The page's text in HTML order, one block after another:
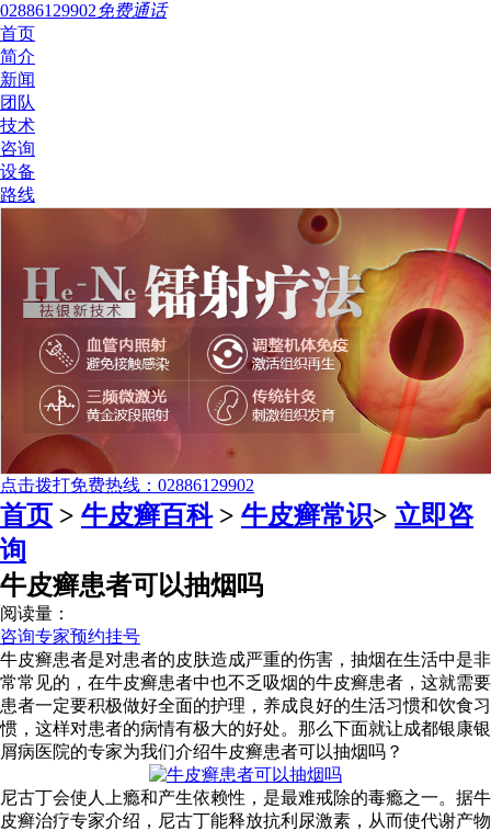
02886129902免费通话
首页
简介
新闻
团队
技术
咨询
设备
路线
点击拨打免费热线：02886129902
首页 > 牛皮癣百科> 牛皮癣常识> 立即咨
询
牛皮癣患者可以抽烟吗
阅读量：
咨询专家预约挂号
牛皮癣患者是对患者的皮肤造成严重的伤害，抽烟在生活中是非
常常见的，在牛皮癣患者中也不乏吸烟的牛皮癣患者，这就需要
患者一定要积极做好全面的护理，养成良好的生活习惯和饮食习
惯，这样对患者的病情有极大的好处。那么下面就让成都银康银
屑病医院的专家为我们介绍牛皮癣患者可以抽烟吗？
尼古丁会使人上瘾和产生依赖性，是最难戒除的毒瘾之一。据牛
皮癣治疗专家介绍，尼古丁能释放抗利尿激素，从而使代谢产物